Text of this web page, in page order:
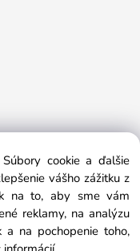
cookie a ďalšie
vášho zážitku z
na to, aby sme vám
reklamy, na analýzu
a na pochopenie toho,